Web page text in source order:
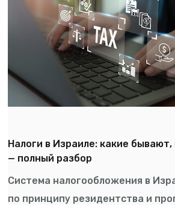
Налоги в Израиле: какие бывают,
— полный разбор
Система налогообложения в
по принципу резидентства и